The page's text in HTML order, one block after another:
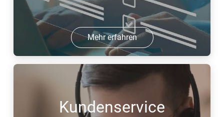
Mehr erfahren
Kundenservice